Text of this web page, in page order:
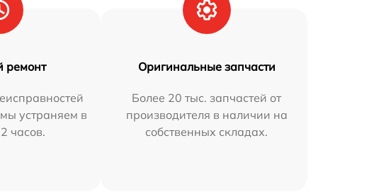
ремонт
устраняем в
часов.
Оригинальные запчасти
Более 20 тыс. запчастей от
производителя в наличии на
собственных складах.